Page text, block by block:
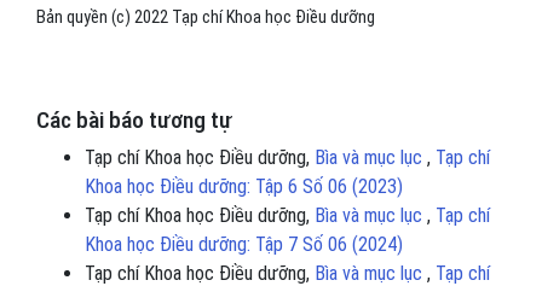
Bản quyền (c) 2022 Tạp chí Khoa học Điều dưỡng
Các bài báo tương tự
Tạp chí Khoa học Điều dưỡng, Bìa và mục lục , Tạp chí
Khoa học Điều dưỡng: Tập 6 Số 06 (2023)
Tạp chí Khoa học Điều dưỡng, Bìa và mục lục , Tạp chí
Khoa học Điều dưỡng: Tập 7 Số 06 (2024)
Tạp chí Khoa học Điều dưỡng, Bìa và mục lục , Tạp chí